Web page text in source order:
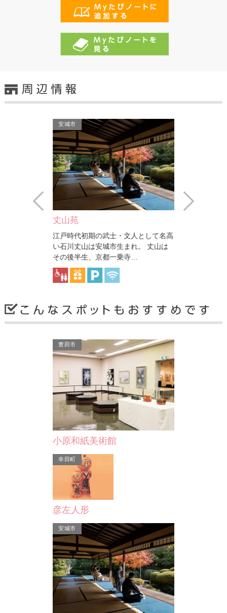
安城市
丈山苑
江戸時代初期の武士・文人として名高
い石川丈山は安城市生まれ。 丈山は
その後半生、京都一乗寺…
丈山文庫
石川丈山は、漢詩・隷書・築庭・煎茶
道にすぐれた江戸時代初期の文人で
す。丈山が京都相国寺畔に…
Prev
豊田市
小原和紙美術館
幸田町
彦左人形
安城市